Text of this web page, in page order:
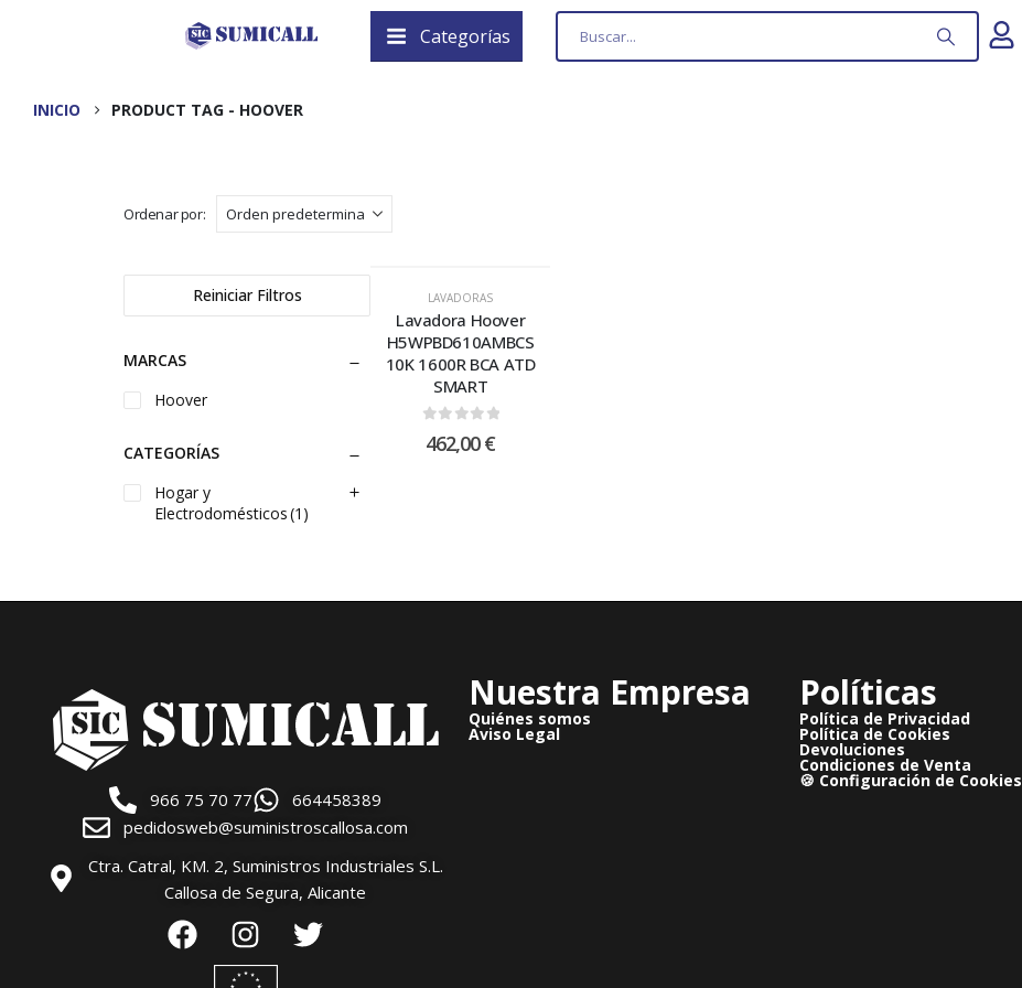
Categorías
INICIO PRODUCT TAG - HOOVER
Ordenar por:
Reiniciar Filtros
MARCAS
Hoover
CATEGORÍAS
Hogar y
Electrodomésticos(1)
LAVADORAS
Lavadora Hoover
H5WPBD610AMBCS
10K 1600R BCA ATD
SMART
462,00€
966 75 70 77
664458389
pedidosweb@suministroscallosa.com
Ctra. Catral, KM. 2, Suministros Industriales S.L.
Callosa de Segura, Alicante
Nuestra Empresa
Quiénes somos
Aviso Legal
Políticas
Política de Privacidad
Política de Cookies
Devoluciones
Condiciones de Venta
🍪 Configuración de Cookies